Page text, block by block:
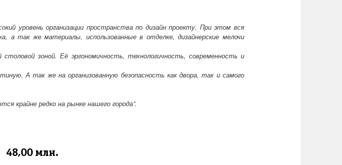
уровень организации пространства по дизайн проекту. При этом вся
а так же материалы, использованные в отделке, дизайнерские мелочи
зоной. Её эргономичность, технологичность, современность и
А так же на организованную безопасность как двора, так и самого
крайне редко на рынке нашего города”.
48,00 млн.